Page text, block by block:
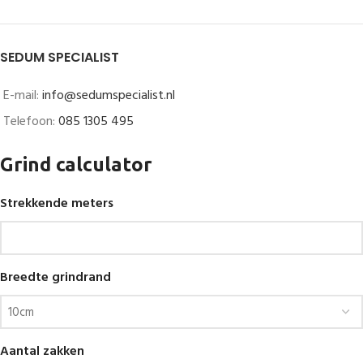
SEDUM SPECIALIST
E-mail:info@sedumspecialist.nl
Telefoon:085 1305 495
Grind calculator
Strekkende meters
Breedte grindrand
Aantal zakken